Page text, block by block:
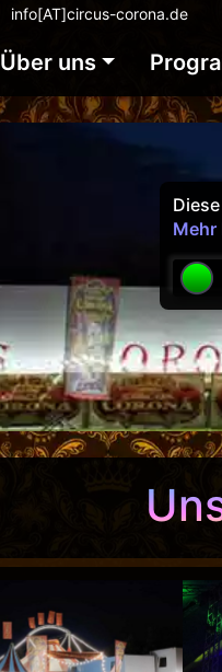
info[AT]circus-corona.de
Über uns
Mehr